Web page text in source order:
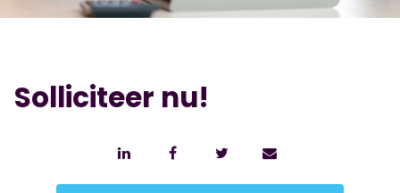
Solliciteer nu!